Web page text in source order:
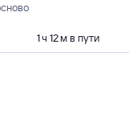
1 ч 12 м в пути